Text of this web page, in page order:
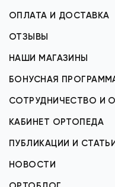
ОПЛАТА И ДОСТАВКА
ОТЗЫВЫ
НАШИ МАГАЗИНЫ
БОНУСНАЯ
СОТРУДНИЧЕСТВО И
КАБИНЕТ ОРТОПЕДА
ПУБЛИКАЦИИ И
НОВОСТИ